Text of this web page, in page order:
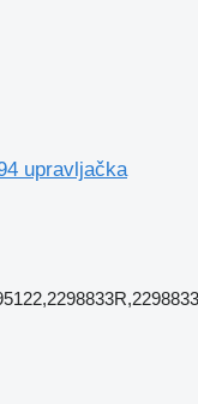
upravljačka